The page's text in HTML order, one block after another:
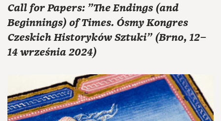
Call for Papers: "The Endings (and
Beginnings) of Times. Ósmy Kongres
Czeskich Historyków Sztuki" (Brno, 12–
14 września 2024)